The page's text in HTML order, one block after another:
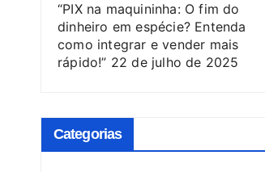
“PIX na maquininha: O fim do
dinheiro em espécie? Entenda
como integrar e vender mais
rápido!” 22 de julho de 2025
Categorias